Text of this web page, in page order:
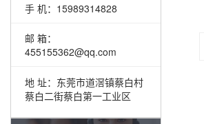
手 机：15989314828
邮 箱：
455155362@qq.com
地 址：东莞市道滘镇蔡白村
蔡白二街蔡白第一工业区